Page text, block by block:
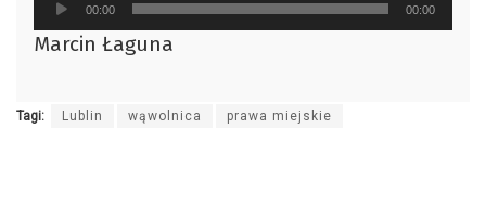
plików
dźwiękowych
00:00 00:00
Marcin Łaguna
Tagi: Lublin wąwolnica prawa miejskie